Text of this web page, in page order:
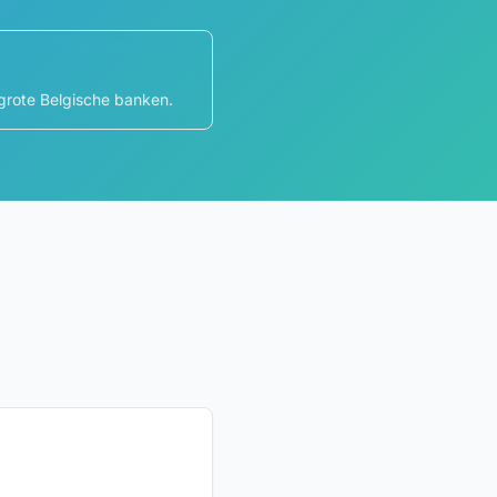
Belgische banken.